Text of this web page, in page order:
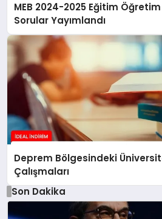
MEB 2024-2025 Eğitim Öğretim
Sorular Yayımlandı
Deprem Bölgesindeki
Çalışmaları
Son Dakika